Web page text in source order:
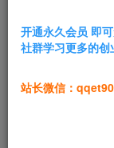
复盘前言
哈喽大家好，我
7年B端写作经验
开通永久会员 即
社群学习更多的创
站长微信：qqet90